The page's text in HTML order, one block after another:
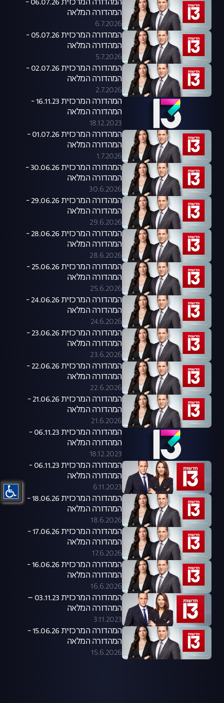
המהדורה המרכזית 06.07.26 -
המהדורה המלאה
6.7.2026
המהדורה המרכזית 05.07.26 -
המהדורה המלאה
5.7.2026
המהדורה המרכזית 02.07.26 -
המהדורה המלאה
2.7.2026
המהדורה המרכזית 16.11.23 -
המהדורה המלאה
18.12.2023
המהדורה המרכזית 01.07.26 -
המהדורה המלאה
1.7.2026
המהדורה המרכזית 30.06.26 -
המהדורה המלאה
30.6.2026
המהדורה המרכזית 29.06.26 -
המהדורה המלאה
29.6.2026
המהדורה המרכזית 28.06.26 -
המהדורה המלאה
28.6.2026
המהדורה המרכזית 25.06.26 -
המהדורה המלאה
25.6.2026
המהדורה המרכזית 24.06.26 -
המהדורה המלאה
24.6.2026
המהדורה המרכזית 23.06.26 -
המהדורה המלאה
23.6.2026
המהדורה המרכזית 22.06.26 -
המהדורה המלאה
22.6.2026
המהדורה המרכזית 21.06.26 -
המהדורה המלאה
21.6.2026
המהדורה המרכזית 06.11.23 -
המהדורה המלאה
18.12.2023
המהדורה המרכזית 06.11.23 -
המהדורה המלאה
6.11.2023
המהדורה המרכזית 18.06.26 -
המהדורה המלאה
18.6.2026
המהדורה המרכזית 17.06.26 -
המהדורה המלאה
17.6.2026
המהדורה המרכזית 16.06.26 -
המהדורה המלאה
16.6.2026
המהדורה המרכזית 03.11.23 –
המהדורה המלאה
3.11.2023
המהדורה המרכזית 15.06.26 -
המהדורה המלאה
15.6.2026